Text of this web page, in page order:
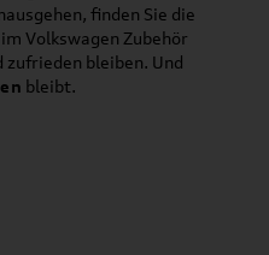
finden Sie die
Volkswagen Zubehör
bleiben. Und
bleibt.